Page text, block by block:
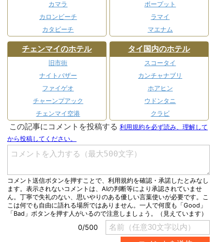
カマラ
カロンビーチ
カタビーチ
ボープット
ラマイ
マエナム
チェンマイのホテル
旧市街
ナイトバザー
ファイゲオ
チャーンプアック
チェンマイ空港
タイ国内のホテル
スコータイ
カンチャナブリ
ホアヒン
ウドンタニ
クラビ